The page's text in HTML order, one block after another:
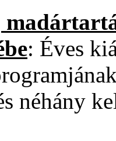
: Éves
néhány